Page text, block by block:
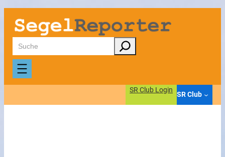
Zum
Inhalt
springen
Suchen
SR Club Login
SR Club